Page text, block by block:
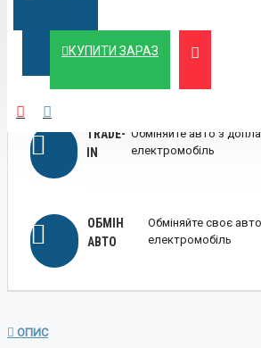
КУПИТИ ЗАРАЗ
ЛІЗИНГ Вигідний лізинг для
TRADE-
IN
Обміняйте авто з
електромобіль
ОБМІН
АВТО
Обміняйте своє
електромобіль
ОПИС